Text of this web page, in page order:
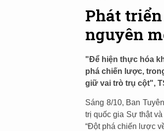
Phát
nguyên
"Để hiện thực hóa
phá chiến lược,
giữ vai trò trụ cột",
Sáng 8/10, Ban
trị quốc gia Sự thật
“Đột phá chiến lược